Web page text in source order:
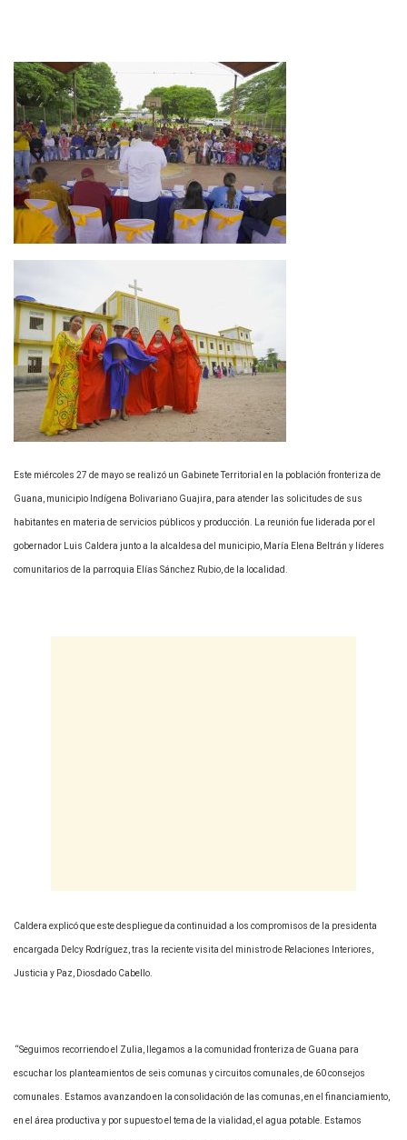
Este miércoles 27 de mayo se realizó un Gabinete Territorial en la población fronteriza de
Guana, municipio Indígena Bolivariano Guajira, para atender las solicitudes de sus
habitantes en materia de servicios públicos y producción. La reunión fue liderada por el
gobernador Luis Caldera junto a la alcaldesa del municipio, María Elena Beltrán y líderes
comunitarios de la parroquia Elías Sánchez Rubio, de la localidad.
Caldera explicó que este despliegue da continuidad a los compromisos de la presidenta
encargada Delcy Rodríguez, tras la reciente visita del ministro de Relaciones Interiores,
Justicia y Paz, Diosdado Cabello.
“Seguimos recorriendo el Zulia, llegamos a la comunidad fronteriza de Guana para
escuchar los planteamientos de seis comunas y circuitos comunales, de 60 consejos
comunales. Estamos avanzando en la consolidación de las comunas, en el financiamiento,
en el área productiva y por supuesto el tema de la vialidad, el agua potable. Estamos